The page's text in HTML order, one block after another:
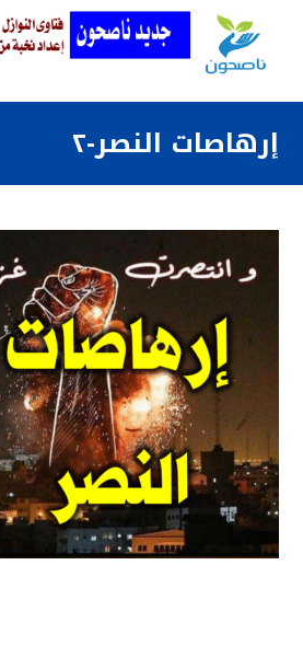
إرهاصات النصر-٢